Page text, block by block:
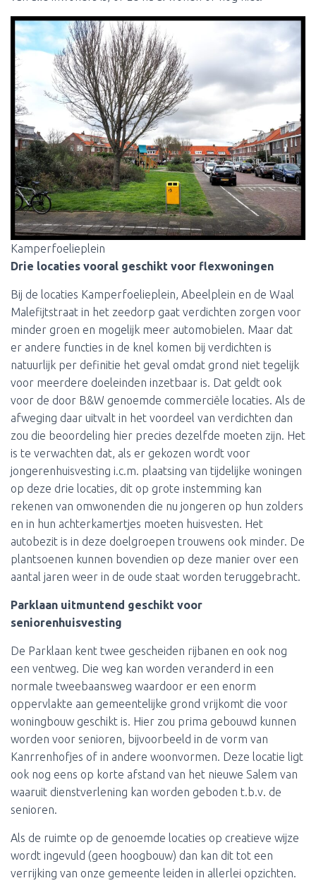
Kamperfoelieplein
Drie locaties vooral geschikt voor flexwoningen
Bij de locaties Kamperfoelieplein, Abeelplein en de Waal
Malefijtstraat in het zeedorp gaat verdichten zorgen voor
minder groen en mogelijk meer automobielen. Maar dat
er andere functies in de knel komen bij verdichten is
natuurlijk per definitie het geval omdat grond niet tegelijk
voor meerdere doeleinden inzetbaar is. Dat geldt ook
voor de door B&W genoemde commerciële locaties. Als de
afweging daar uitvalt in het voordeel van verdichten dan
zou die beoordeling hier precies dezelfde moeten zijn. Het
is te verwachten dat, als er gekozen wordt voor
jongerenhuisvesting i.c.m. plaatsing van tijdelijke woningen
op deze drie locaties, dit op grote instemming kan
rekenen van omwonenden die nu jongeren op hun zolders
en in hun achterkamertjes moeten huisvesten. Het
autobezit is in deze doelgroepen trouwens ook minder. De
plantsoenen kunnen bovendien op deze manier over een
aantal jaren weer in de oude staat worden teruggebracht.
Parklaan uitmuntend geschikt voor
seniorenhuisvesting
De Parklaan kent twee gescheiden rijbanen en ook nog
een ventweg. Die weg kan worden veranderd in een
normale tweebaansweg waardoor er een enorm
oppervlakte aan gemeentelijke grond vrijkomt die voor
woningbouw geschikt is. Hier zou prima gebouwd kunnen
worden voor senioren, bijvoorbeeld in de vorm van
Kanrrenhofjes of in andere woonvormen. Deze locatie ligt
ook nog eens op korte afstand van het nieuwe Salem van
waaruit dienstverlening kan worden geboden t.b.v. de
senioren.
Als de ruimte op de genoemde locaties op creatieve wijze
wordt ingevuld (geen hoogbouw) dan kan dit tot een
verrijking van onze gemeente leiden in allerlei opzichten.